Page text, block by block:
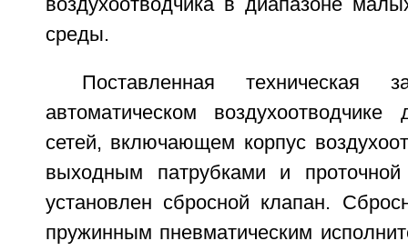
воздухоотводчика в диапазоне
среды.
Поставленная
автоматическом воздухоотводчике
сетей, включающем корпус
выходным патрубками и
установлен сбросной клапан.
пружинным пневматическим